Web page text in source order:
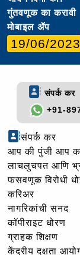
गुंतवणूक का करावी
मोबाइल ॲप
19/06/2023
संपर्क कर
+91-
संपर्क कर
आप की पुंजी आप
लाचलुचपत आणि
फसवणूक विरोधी
करिअर
नागरिकांची सनद
कॉपीराइट धोरण
ग्राहक शिक्षण
केंद्रीय दक्षता